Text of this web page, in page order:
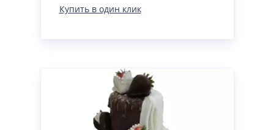
Купить в один клик